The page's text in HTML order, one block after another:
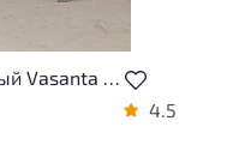
Стол прямоугольный Vasanta ЛДСП Ясень шимо Россия
4.5